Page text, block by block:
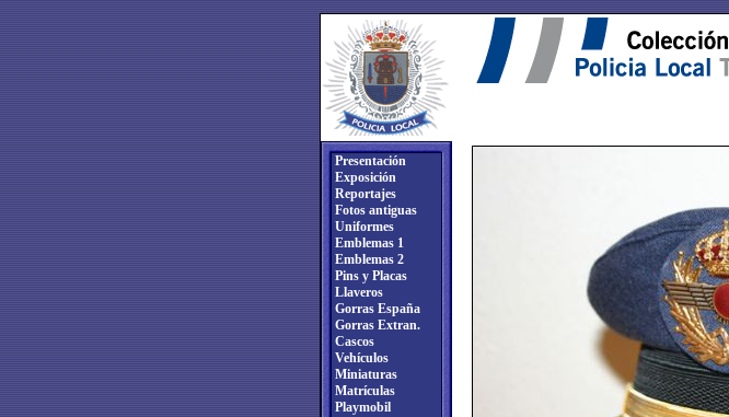
Presentación
Exposición
Reportajes
Fotos antiguas
Uniformes
Emblemas 1
Emblemas 2
Pins y Placas
Llaveros
Gorras España
Gorras Extran.
Cascos
Vehículos
Miniaturas
Matrículas
Playmobil